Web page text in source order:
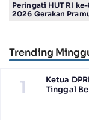
Peringati HUT RI
2026 Gerakan
Trending
1
Ketua
Tinggal